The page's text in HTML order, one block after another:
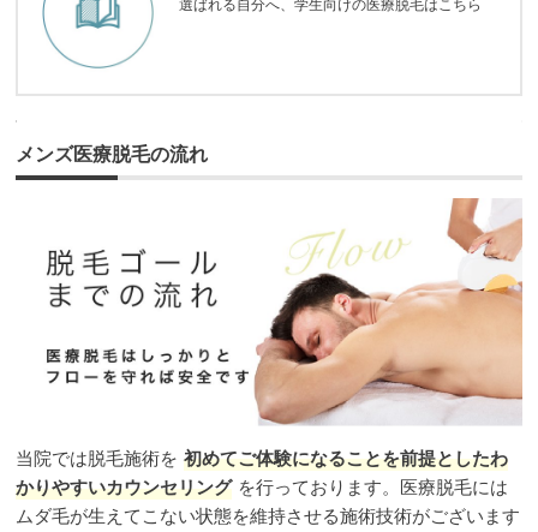
選ばれる自分へ、学生向けの医療脱毛はこちら
メンズ医療脱毛の流れ
当院では脱毛施術を 初めてご体験になることを前提としたわ
かりやすいカウンセリング を行っております。医療脱毛には
ムダ毛が生えてこない状態を維持させる施術技術がございます